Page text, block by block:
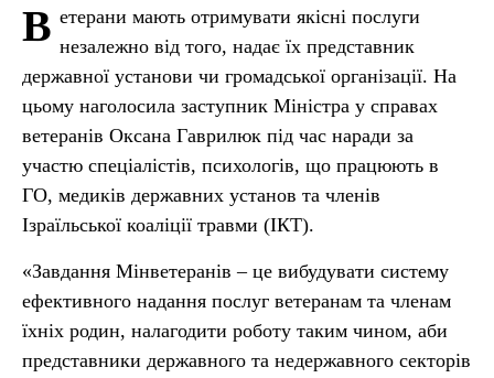
В етерани мають отримувати якісні послуги
незалежно від того, надає їх представник
державної установи чи громадської організації. На
цьому наголосила заступник Міністра у справах
ветеранів Оксана Гаврилюк під час наради за
участю спеціалістів, психологів, що працюють в
ГО, медиків державних установ та членів
Ізраїльської коаліції травми (ІКТ).
«Завдання Мінветеранів – це вибудувати систему
ефективного надання послуг ветеранам та членам
їхніх родин, налагодити роботу таким чином, аби
представники державного та недержавного секторів